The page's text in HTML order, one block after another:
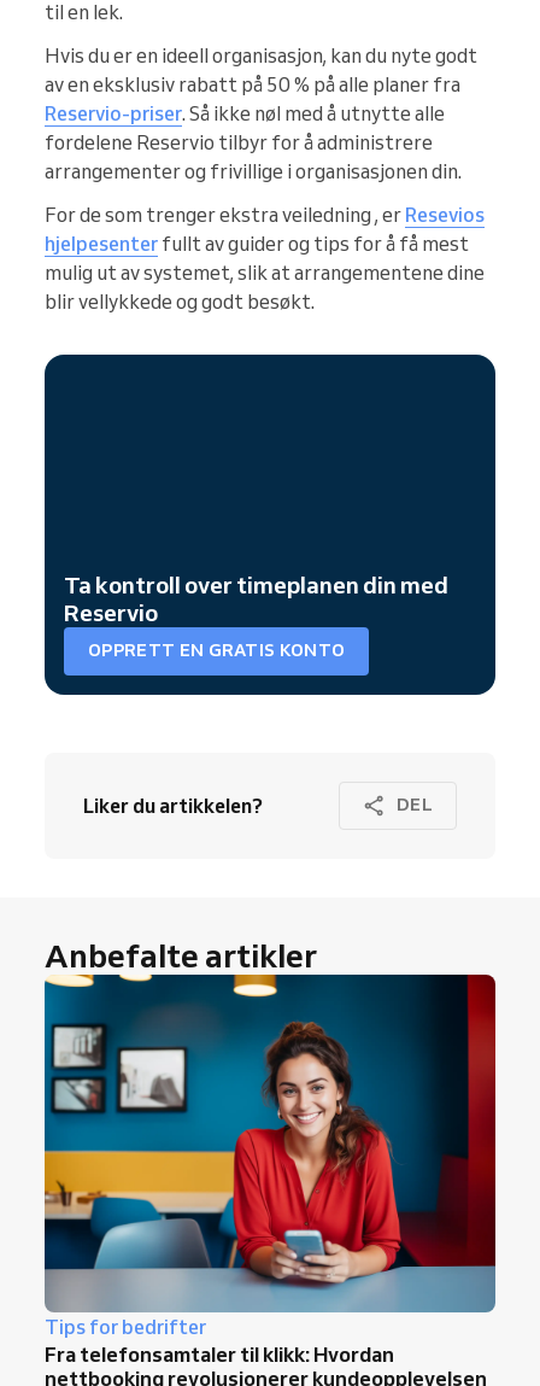
til en lek.
Hvis du er en ideell organisasjon, kan du nyte godt
av en eksklusiv rabatt på 50 % på alle planer fra
Reservio-priser. Så ikke nøl med å utnytte alle
fordelene Reservio tilbyr for å administrere
arrangementer og frivillige i organisasjonen din.
For de som trenger ekstra veiledning , er Resevios
hjelpesenter fullt av guider og tips for å få mest
mulig ut av systemet, slik at arrangementene dine
blir vellykkede og godt besøkt.
Ta kontroll over timeplanen din med
Reservio
OPPRETT EN GRATIS KONTO
Liker du artikkelen? DEL
Anbefalte artikler
Tips for bedrifter
Fra telefonsamtaler til klikk: Hvordan
nettbooking revolusjonerer kundeopplevelsen